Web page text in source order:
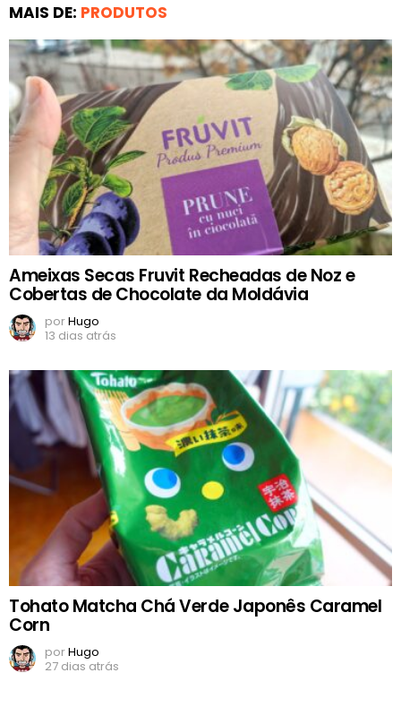
MAIS DE: PRODUTOS
Ameixas Secas Fruvit Recheadas de Noz e
Cobertas de Chocolate da Moldávia
porHugo
13 dias atrás
Tohato Matcha Chá Verde Japonês Caramel
Corn
porHugo
27 dias atrás